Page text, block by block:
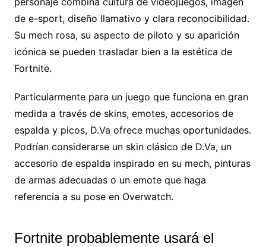
de e-sport, diseño llamativo y clara reconocibilidad.
Su mech rosa, su aspecto de piloto y su aparición
icónica se pueden trasladar bien a la estética de
Fortnite.
Particularmente para un juego que funciona en gran
medida a través de skins, emotes, accesorios de
espalda y picos, D.Va ofrece muchas oportunidades.
Podrían considerarse un skin clásico de D.Va, un
accesorio de espalda inspirado en su mech, pinturas
de armas adecuadas o un emote que haga
referencia a su pose en Overwatch.
Fortnite probablemente usará el